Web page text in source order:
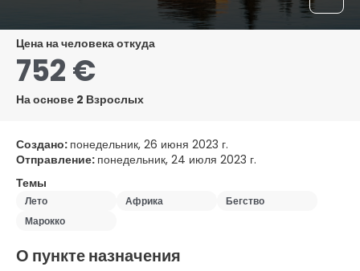
цена на человека откуда
752 €
На основе 2 Взрослых
Создано: понедельник, 26 июня 2023 г.
Отправление: понедельник, 24 июля 2023 г.
Темы
Лето Африка
Бегство
Марокко
О пункте назначения